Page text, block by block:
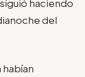
haciendo
del
habían